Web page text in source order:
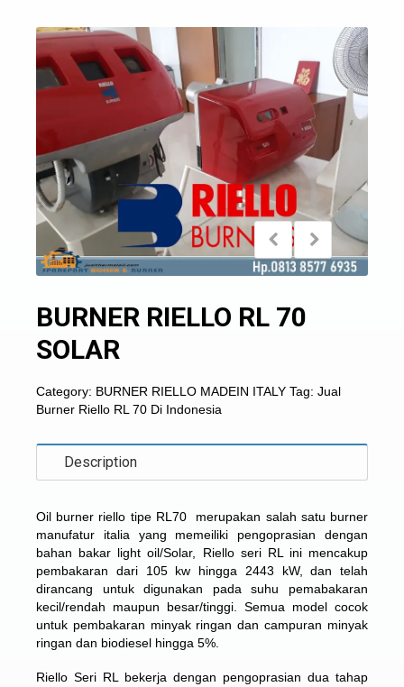
BURNER RIELLO RL 70
SOLAR
Category: BURNER RIELLO MADEIN ITALY Tag: Jual
Burner Riello RL 70 Di Indonesia
Description
Oil burner riello tipe RL70merupakan salah satu burner
manufatur italia yang memeiliki pengoprasian dengan
bahan bakar light oil/Solar, Riello seri RL ini mencakup
pembakaran dari 105 kw hingga 2443 kW, dan telah
dirancang untuk digunakan pada suhu pemabakaran
kecil/rendah maupun besar/tinggi. Semua model cocok
untuk pembakaran minyak ringan dan campuran minyak
ringan dan biodiesel hingga 5%.
Riello Seri RL bekerja dengan pengoprasian dua tahap